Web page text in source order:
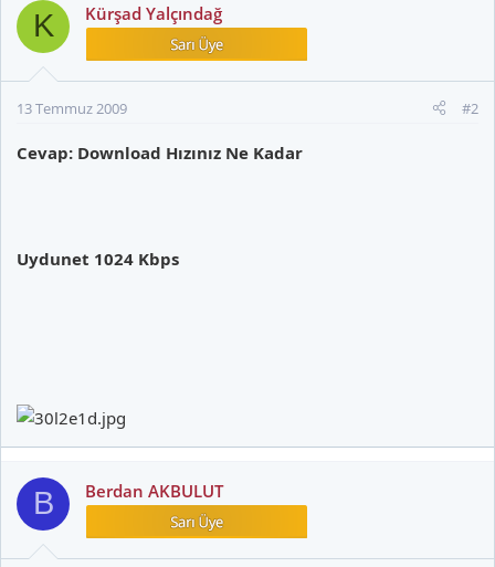
K Kürşad Yalçındağ
13 Temmuz 2009 #2
Cevap: Download Hızınız Ne Kadar
Uydunet 1024 Kbps
B Berdan AKBULUT